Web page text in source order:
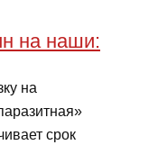
на наши:
на
срок